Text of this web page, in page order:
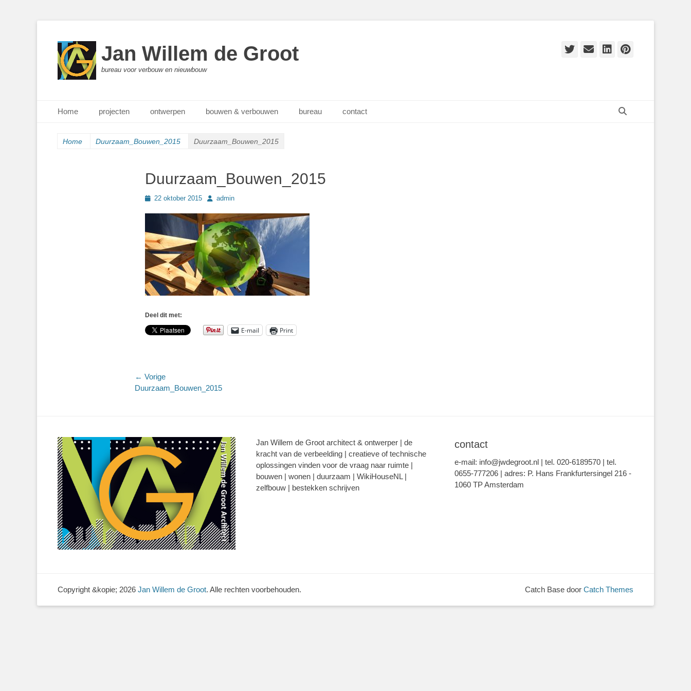
Jan Willem de Groot
bureau voor verbouw en nieuwbouw
Twitter
E-
LinkedIn
Primair menu
naar
inhoud
Home projecten ontwerpen bouwen & verbouwen bureau contact
Home Duurzaam_Bouwen_2015 Duurzaam_Bouwen_2015
Duurzaam_Bouwen_2015
Geplaatst
22 oktober 2015 Authoradmin
Deel dit met:
E-mail Print
Bericht
navigatie
← Vorige
Vorig
Duurzaam_Bouwen_2015
Jan Willem de Groot architect & ontwerper | de
kracht van de verbeelding | creatieve of technische
oplossingen vinden voor de vraag naar ruimte |
bouwen | wonen | duurzaam | WikiHouseNL |
zelfbouw | bestekken schrijven
contact
e-mail: info@jwdegroot.nl | tel. 020-6189570 | tel.
0655-777206 | adres: P. Hans Frankfurtersingel 216 -
1060 TP Amsterdam
Copyright &kopie; 2026 Jan Willem de Groot. Alle rechten voorbehouden. Catch Base door Catch Themes